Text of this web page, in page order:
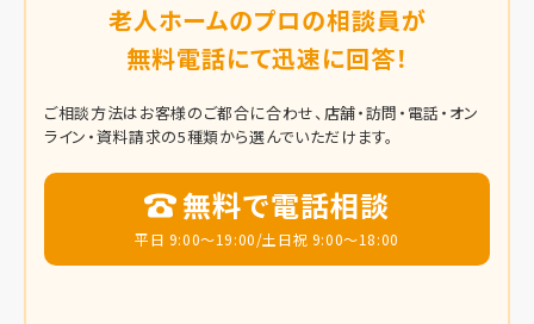
老人ホームのプロの相談員が
無料電話にて迅速に回答！
ご相談方法はお客様のご都合に合わせ、店舗・訪問・電話・オン
ライン・資料請求の5種類から選んでいただけます。
無料で電話相談
平日 9:00～19:00/土日祝 9:00～18:00